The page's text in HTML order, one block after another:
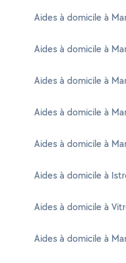
Aides à domicile à
Aides à domicile à
Aides à domicile à
Aides à domicile à
Aides à domicile à
Aides à domicile à
Aides à domicile à
Aides à domicile à